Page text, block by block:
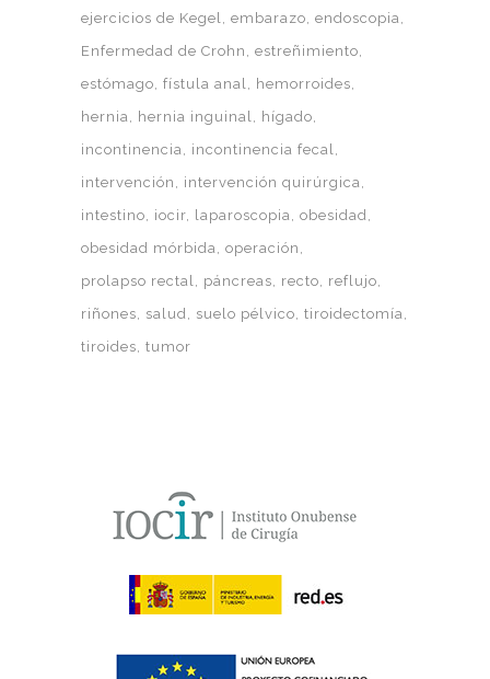
ejercicios de Kegel embarazo endoscopia
Enfermedad de Crohn
estreñimiento
estómago fístula anal
hemorroides
hernia
hernia inguinal
hígado
incontinencia
incontinencia fecal
intervención
intervención quirúrgica
intestino
iocir laparoscopia obesidad
obesidad mórbida operación
prolapso rectal
páncreas recto
reflujo
riñones
salud suelo pélvico tiroidectomía
tiroides tumor